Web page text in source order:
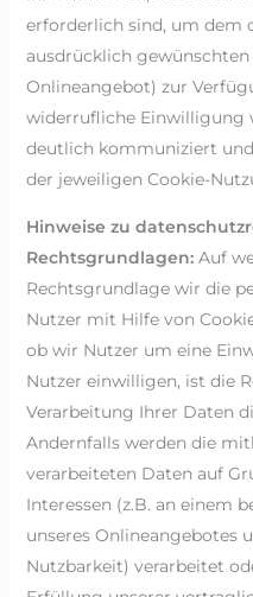
erforderlich sind, um dem
ausdrücklich
Onlineangebot) zur
widerrufliche Einwilligung
deutlich kommuniziert
der jeweiligen Cookie-
Hinweise zu
Rechtsgrundlagen: Auf
Rechtsgrundlage wir die
Nutzer mit Hilfe von
ob wir Nutzer um eine
Nutzer einwilligen, ist die
Verarbeitung Ihrer Daten
Andernfalls werden die
verarbeiteten Daten auf
Interessen (z.B. an einem
unseres Onlineangebotes
Nutzbarkeit) verarbeitet